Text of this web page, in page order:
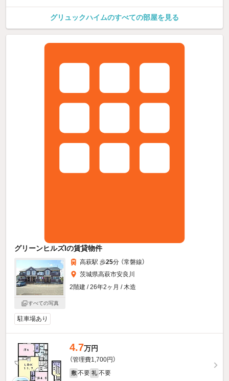
グリュックハイムのすべての部屋を見る
グリーンヒルズIの賃貸物件
すべての写真
高萩駅 歩25分 （常磐線）
茨城県高萩市安良川
2階建 / 26年2ヶ月 / 木造
駐車場あり
4.7万円
（管理費1,700円）
敷 不要 礼 不要